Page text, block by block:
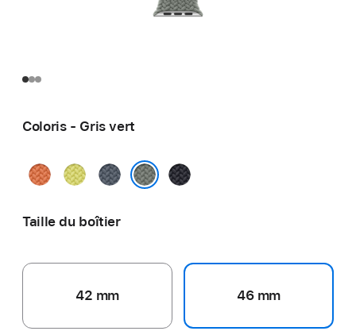
Coloris - Gris vert
Curcuma
JauneBleu
maritime
Minuit
Taille du boîtier
42 mm 46 mm